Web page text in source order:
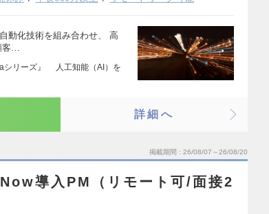
動化技術を組み合わせ、 高
客…
シリーズ』 人工知能（AI）を
詳細へ
掲載期間 26/08/07～26/08/20
導入PM（リモート可/面接2